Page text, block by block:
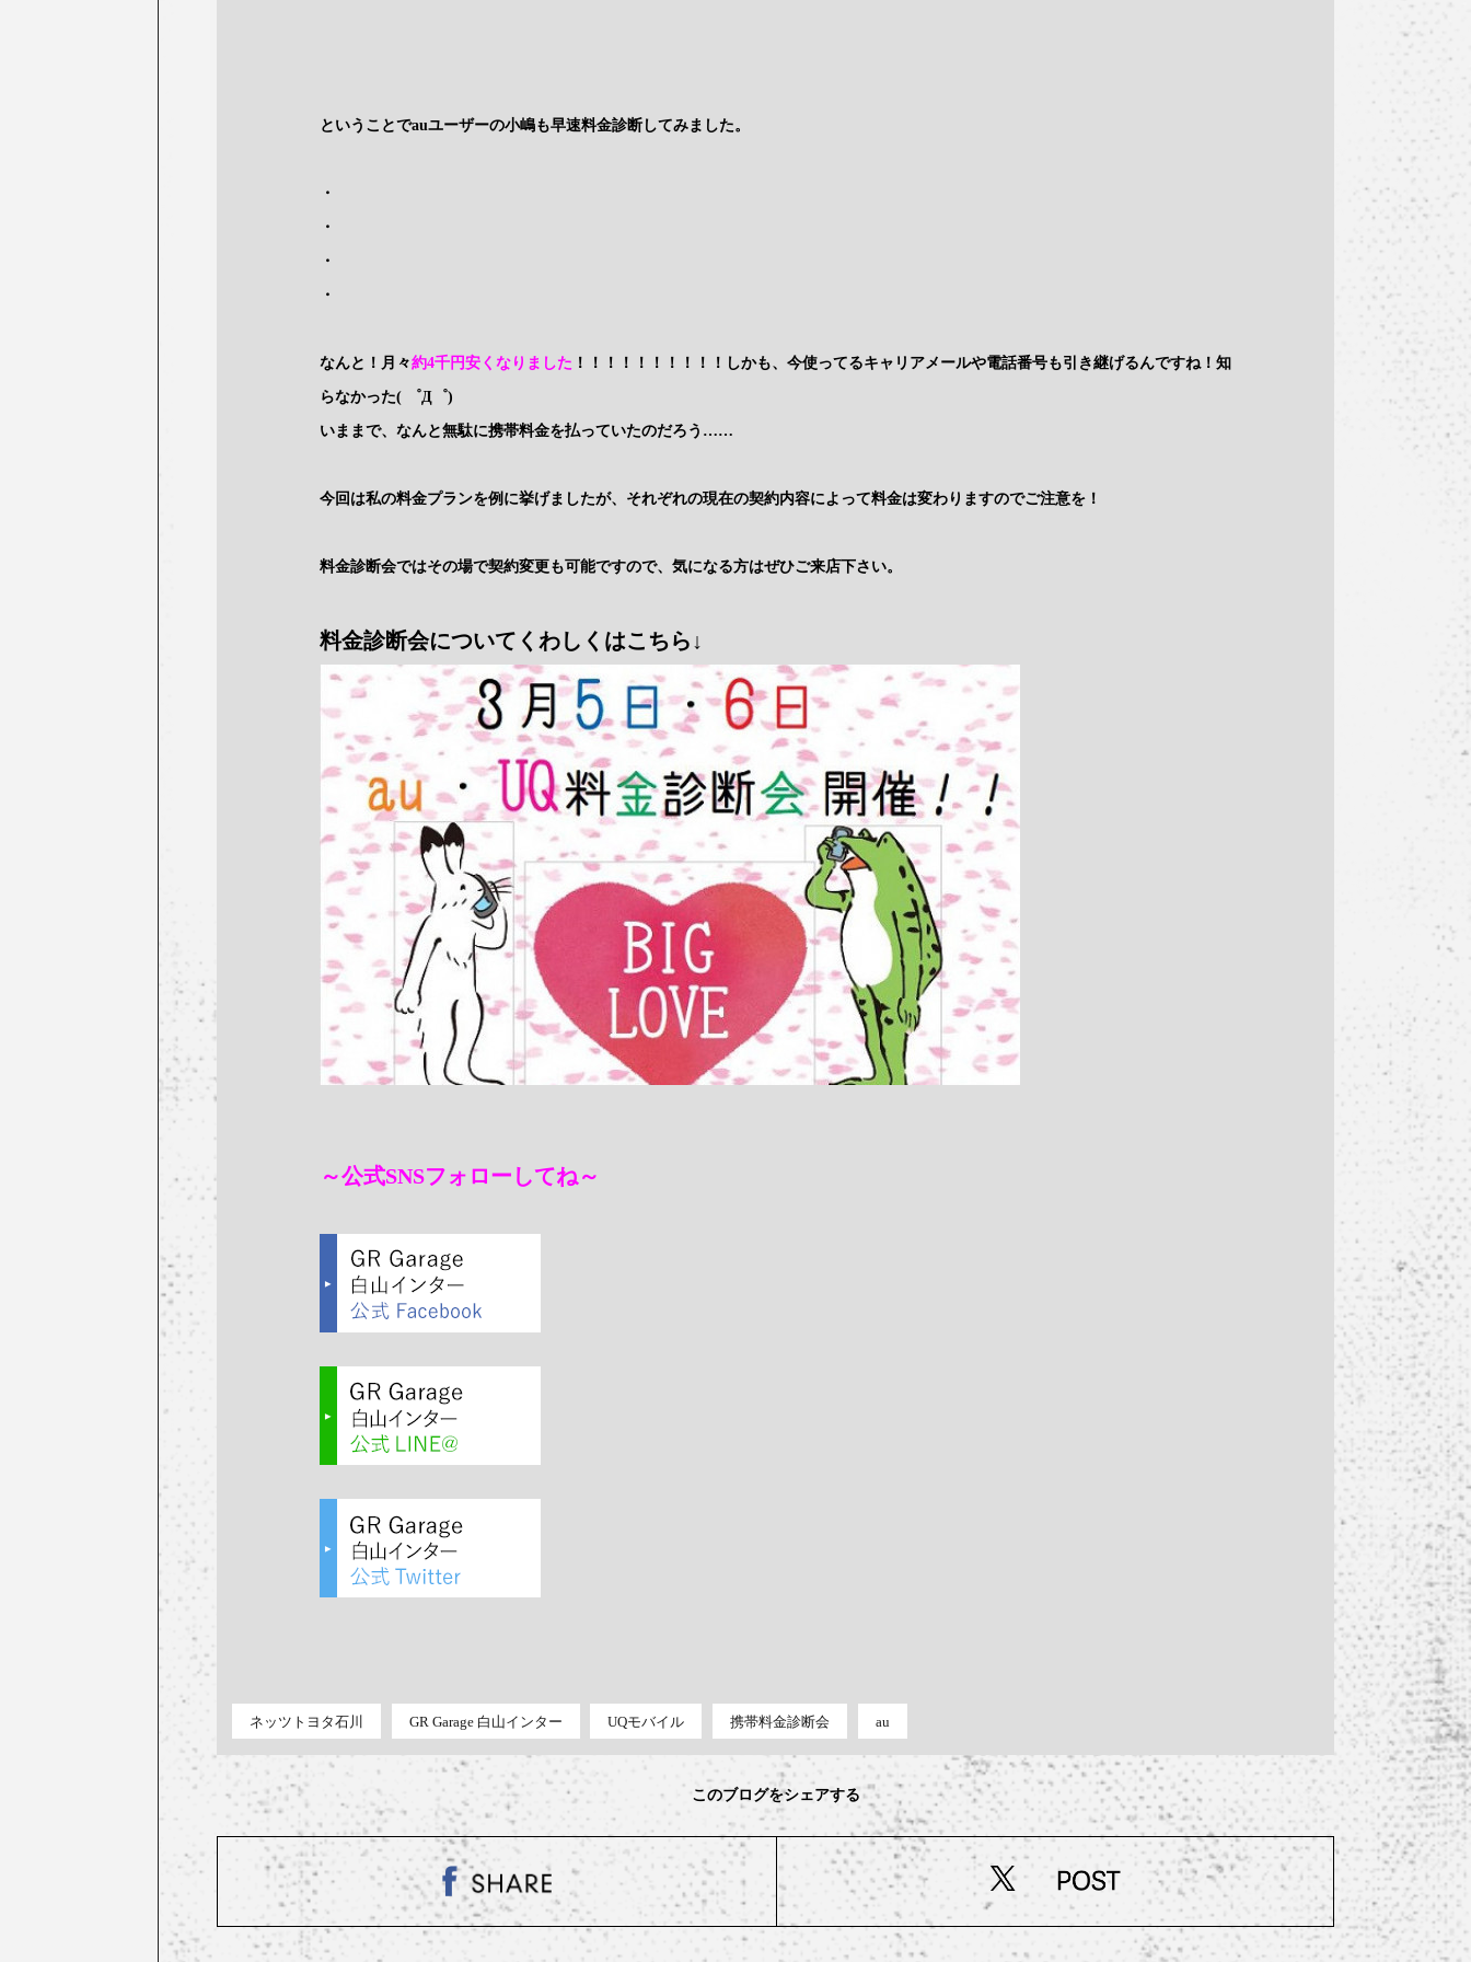
ということでauユーザーの小嶋も早速料金診断してみました。
・
・
・
・
なんと！月々約4千円安くなりました ！！！！！！！！！！しかも、今使ってるキャリアメールや電話番号も引き継げるんですね！知
らなかった( ゜Д゜)
いままで、なんと無駄に携帯料金を払っていたのだろう……
今回は私の料金プランを例に挙げましたが、それぞれの現在の契約内容によって料金は変わりますのでご注意を！
料金診断会ではその場で契約変更も可能ですので、気になる方はぜひご来店下さい。
料金診断会についてくわしくはこちら↓
～公式SNSフォローしてね～
ネッツトヨタ石川 GR Garage 白山インター UQモバイル 携帯料金診断会 au
このブログをシェアする